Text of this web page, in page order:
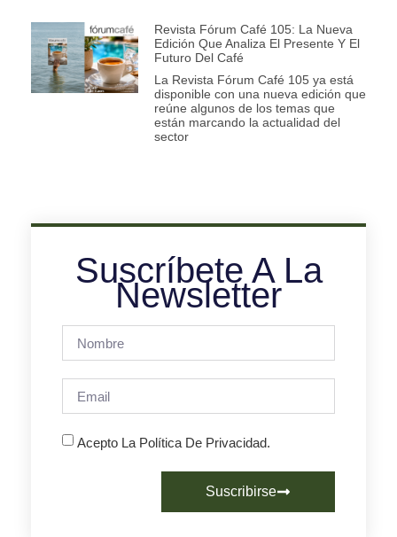
Revista Fórum Café 105: La Nueva
Edición Que Analiza El Presente Y El
Futuro Del Café
La Revista Fórum Café 105 ya está
disponible con una nueva edición que
reúne algunos de los temas que
están marcando la actualidad del
sector
Suscríbete A La
Newsletter
Acepto La Política De Privacidad.
Suscribirse